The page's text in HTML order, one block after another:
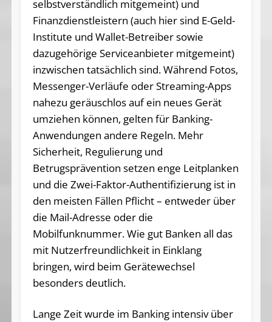
selbstverständlich mitgemeint) und
Finanzdienstleistern (auch hier sind E-Geld-
Institute und Wallet-Betreiber sowie
dazugehörige Serviceanbieter mitgemeint)
inzwischen tatsächlich sind. Während Fotos,
Messenger-Verläufe oder Streaming-Apps
nahezu geräuschlos auf ein neues Gerät
umziehen können, gelten für Banking-
Anwendungen andere Regeln. Mehr
Sicherheit, Regulierung und
Betrugsprävention setzen enge Leitplanken
und die Zwei-Faktor-Authentifizierung ist in
den meisten Fällen Pflicht – entweder über
die Mail-Adresse oder die
Mobilfunknummer. Wie gut Banken all das
mit Nutzerfreundlichkeit in Einklang
bringen, wird beim Gerätewechsel
besonders deutlich.
Lange Zeit wurde im Banking intensiv über